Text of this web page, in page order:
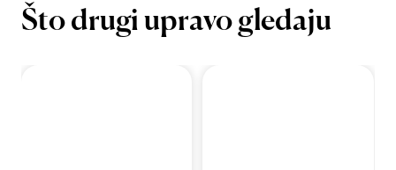
Što drugi upravo gledaju